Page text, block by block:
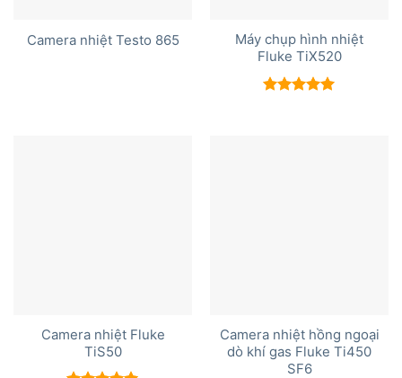
Camera nhiệt Testo 865
Máy chụp hình nhiệt
Fluke TiX520
Camera nhiệt Fluke
TiS50
Camera nhiệt hồng ngoại
dò khí gas Fluke Ti450
SF6